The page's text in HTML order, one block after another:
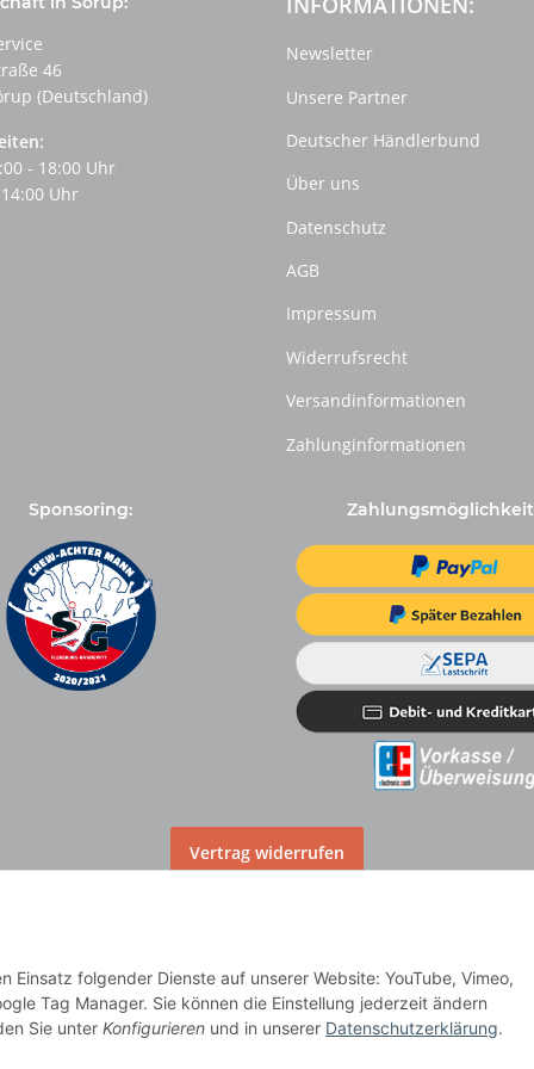
46
(Deutschland)
- 18:00 Uhr
Uhr
Newsletter
Unsere Partner
Deutscher Händlerbund
Über uns
Datenschutz
AGB
Impressum
Widerrufsrecht
Versandinformationen
Zahlunginformationen
Sponsoring:
Vertrag widerrufen
Länder entnehmen Sie bitte der SchaltflächeVersandinformationen
Einsatz folgender Dienste auf unserer Website: YouTube, Vimeo,
Tag Manager. Sie können die Einstellung jederzeit ändern
Sie unter Konfigurieren und in unserer Datenschutzerklärung.